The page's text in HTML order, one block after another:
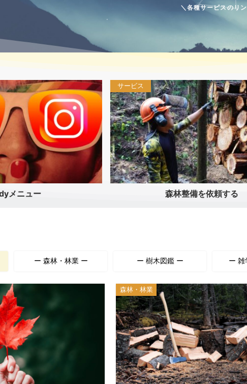
＼各種サービスのリ
森林整備を依頼する
サービス
植林体験イベン
ー 森林・林業 ー ー 樹木図鑑 ー ー 雑
森林・林業